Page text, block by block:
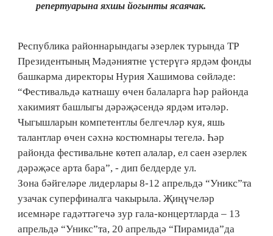
репертуарына яхшы йогынты ясаячак.
Республика районнарындагы әзерлек турында ТР
Президентының Мәдәниятне үстерүгә ярдәм фонды
башкарма директоры Нурия Хашимова сөйләде:
“Фестивальдә катнашу өчен балаларга һәр районда
хакимият башлыгы дәрәҗәсендә ярдәм итәләр.
Чыгышларын компетентлы белгечләр куя, яшь
талантлар өчен сәхнә костюмнары тегелә. Һәр
районда фестивальне көтеп алалар, ел саен әзерлек
дәрәҗәсе арта бара”, - дип белдерде ул.
Зона бәйгеләре лидерлары 8-12 апрельдә “Уникс”та
узачак суперфиналга чакырыла. Җиңүчеләр
исемнәре гадәттәгечә зур гала-концертларда – 13
апрельдә “Уникс”та, 20 апрельдә “Пирамида”да